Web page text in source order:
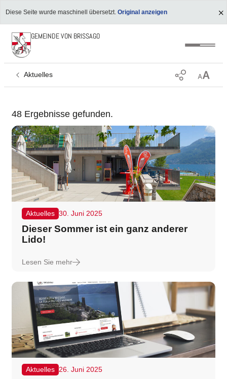
Diese Seite wurde maschinell übersetzt. Original anzeigen
GEMEINDE VON BRISSAGO
Aktuelles
48 Ergebnisse gefunden.
Aktuelles 30. Juni 2025
Dieser Sommer ist ein ganz anderer
Lido!
Lesen Sie mehr
Aktuelles 26. Juni 2025